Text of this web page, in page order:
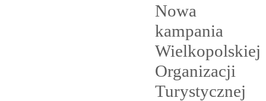
Nowa
kampania
Wielkopolskiej
Organizacji
Turystycznej